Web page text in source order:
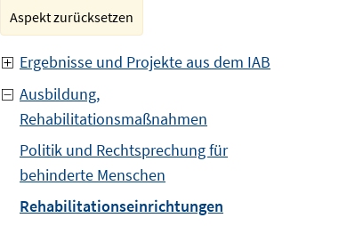
Aspekt zurücksetzen
Ergebnisse und Projekte aus dem IAB
Ausbildung,
Rehabilitationsmaßnahmen
Politik und Rechtsprechung für
behinderte Menschen
Rehabilitationseinrichtungen